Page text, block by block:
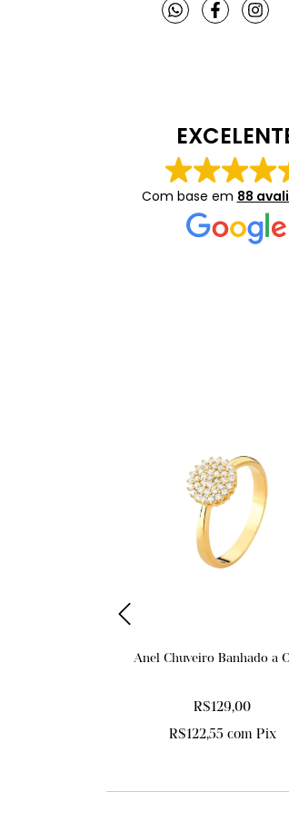
Com base em 88
No dia dos namorados comprei o Brinco
Yellow Fancy Moissanite, minha esposa
impressionada e achou maravilhoso. O brinco
Anel Chuveiro Banhado a
R$129,00
R$122,55 com Pix